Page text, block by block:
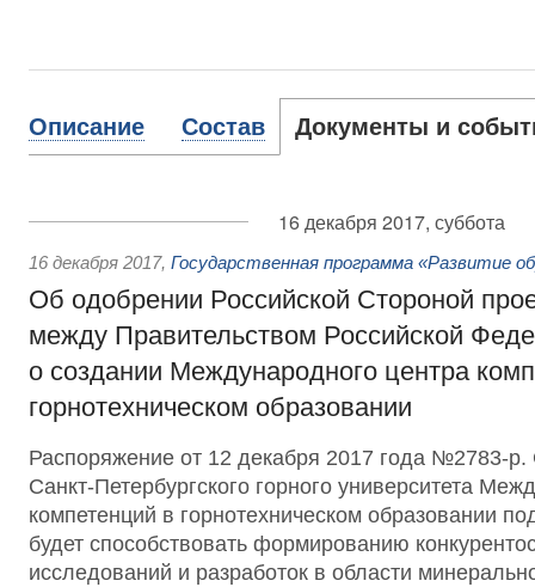
Описание Состав Документы и
16 декабря 2017, суббота
16 декабря 2017, Государственная программа «Развитие
Об одобрении Российской Стороной
между Правительством Российской
о создании Международного центра
горнотехническом образовании
Распоряжение от 12 декабря 2017 года №2783-р.
Санкт-Петербургского горного университета
компетенций в горнотехническом образовании
будет способствовать формированию
исследований и разработок в области